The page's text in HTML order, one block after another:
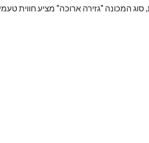
סוג המכונה "גזירה ארוכה" מציע חווית